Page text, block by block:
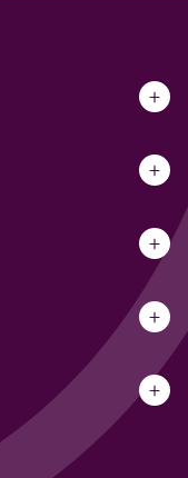
+
+
+
+
+